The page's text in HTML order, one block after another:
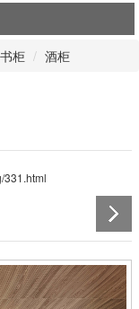
书柜 酒柜
331.html